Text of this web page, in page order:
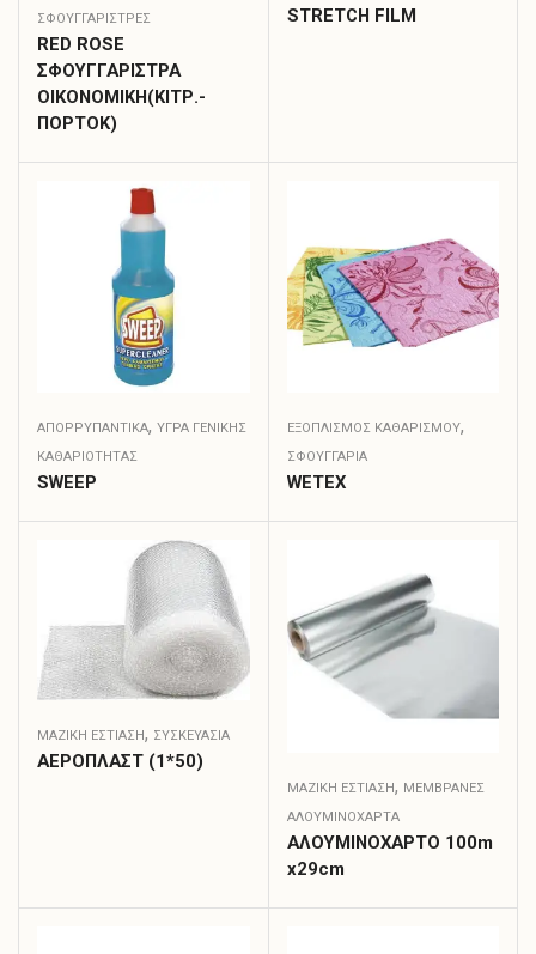
ΣΦΟΥΓΓΑΡΊΣΤΡΕΣ
RED ROSE
ΣΦΟΥΓΓΑΡΙΣΤΡΑ
ΟΙΚΟΝΟΜΙΚΗ(ΚΙΤΡ.-
ΠΟΡΤΟΚ)
STRETCH FILM
ΑΠΟΡΡΥΠΑΝΤΙΚΑ, ΥΓΡΆ ΓΕΝΙΚΉΣ
ΚΑΘΑΡΙΌΤΗΤΑΣ
SWEEP
ΕΞΟΠΛΙΣΜΟΣ ΚΑΘΑΡΙΣΜΟΥ,
ΣΦΟΥΓΓΆΡΙΑ
WETEX
ΜΑΖΙΚΗ ΕΣΤΙΑΣΗ, ΣΥΣΚΕΥΑΣΊΑ
ΑΕΡΟΠΛΑΣΤ (1*50)
ΜΑΖΙΚΗ ΕΣΤΙΑΣΗ, ΜΕΜΒΡΆΝΕΣ
ΑΛΟΥΜΙΝΌΧΑΡΤΑ
ΑΛΟΥΜΙΝΟΧΑΡΤΟ 100m
x29cm